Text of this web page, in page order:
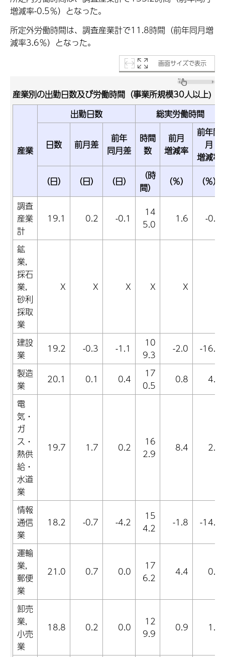
増減率-0.5％）となった。
所定外労働時間は、調査産業計で11.8時間（前年同月増
減率3.6％）となった。
画面サイズで表示
産業別の出勤日数及び労働時間（事業所規模30人以上)
産業
出勤日数 総実労働時間
日数 前月差
前年
同月差
時間
数
前月
増減率
前年同
月
増減率
（日）
（日） （日）
（時
間）
（％）
（％）
調査
産業
計
19.1 0.2 -0.1
14
5.0
1.6 -0.1
鉱
業,
採石
業,
砂利
採取
業
X X X X X
建設
業
19.2 -0.3 -1.1
10
9.3
-2.0
-16.3
製造
業
20.1 0.1 0.4
17
0.5
0.8
4.2
電
気・
ガ
ス・
熱供
給・
水道
業
19.7 1.7 0.2
16
2.9
8.4 2.4
情報
通信
業
18.2 -0.7 -4.2
15
4.2
-1.8 -14.9
運輸
業,
郵便
業
21.0 0.7 0.0
17
6.2
4.4 0.1
卸売
業,
小売
業
18.8 0.2 0.0
12
9.9
0.9 1.0